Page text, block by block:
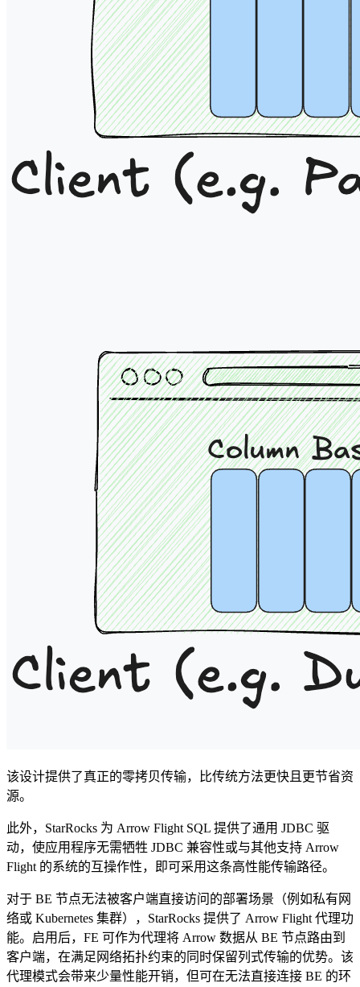
该设计提供了真正的零拷贝传输，比传统方法更快且更节省资
源。
此外，StarRocks 为 Arrow Flight SQL 提供了通用 JDBC 驱
动，使应用程序无需牺牲 JDBC 兼容性或与其他支持 Arrow
Flight 的系统的互操作性，即可采用这条高性能传输路径。
对于 BE 节点无法被客户端直接访问的部署场景（例如私有网
络或 Kubernetes 集群），StarRocks 提供了 Arrow Flight 代理功
能。启用后，FE 可作为代理将 Arrow 数据从 BE 节点路由到
客户端，在满足网络拓扑约束的同时保留列式传输的优势。该
代理模式会带来少量性能开销，但可在无法直接连接 BE 的环